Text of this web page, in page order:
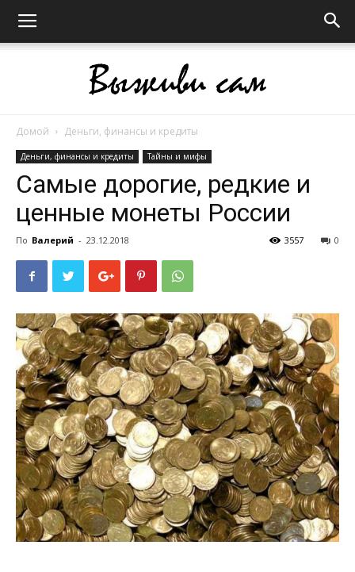
Выживи
сам
Домой Деньги, финансы и кредиты
Деньги, финансы и кредиты Тайны и мифы
Самые дорогие, редкие и
ценные монеты России
По Валерий - 23.12.2018 0
3557